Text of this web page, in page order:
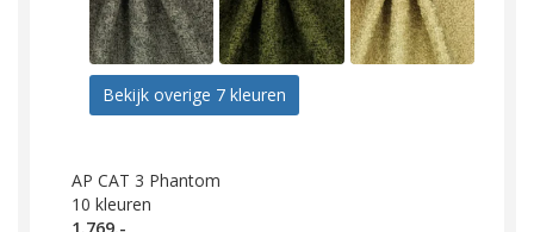
Bekijk overige 7 kleuren
AP CAT 3 Phantom
10 kleuren
1.769,-